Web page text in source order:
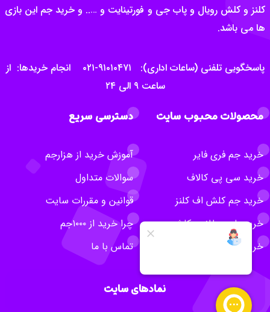
کلنز و کلش رویال و پاب جی و فورتینایت و ….. و خرید جم این بازی
ها می باشد.
پاسخگویی تلفنی (ساعات اداری): ۹۱۰۱۰۴۷۱-۰۲۱ انجام خریدها: از
ساعت ۹ الی ۲۴
محصولات محبوب سایت
خرید جم فری فایر
خرید سی پی کالاف
خرید جم کلش اف کلنز
خرید بلیت طلایی کلش
خرید روبلاکس
دسترسی سریع
آموزش خرید از هزارجم
سوالات متداول
قوانین و مقررات سایت
چرا خرید از ۱۰۰۰جم
تماس با ما
نمادهای سایت